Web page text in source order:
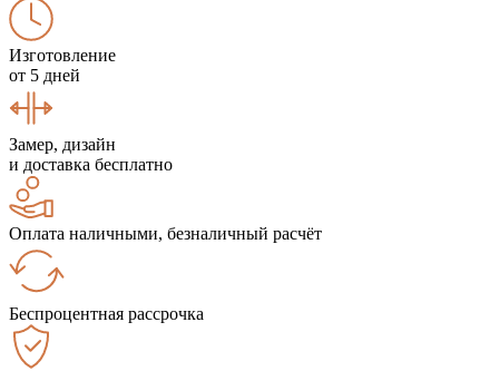
Изготовление
от 5 дней
Замер, дизайн
и доставка бесплатно
Оплата наличными, безналичный расчёт
Беспроцентная рассрочка